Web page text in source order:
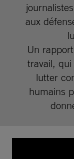
aux
Un
travail, qui
lutter
humains